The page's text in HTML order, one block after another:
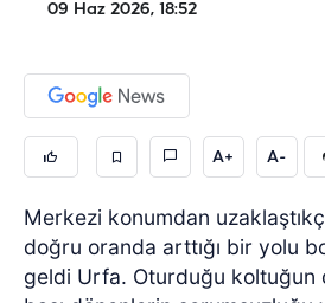
09 Haz 2026, 18:52
A+ A-
Merkezi konumdan
doğru oranda arttığı bir yolu
geldi Urfa. Oturduğu koltuğun